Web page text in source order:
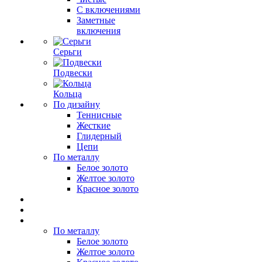
С включениями
Заметные
включения
Серьги
Подвески
Кольца
По дизайну
Теннисные
Жесткие
Глидерный
Цепи
По металлу
Белое золото
Желтое золото
Красное золото
По металлу
Белое золото
Желтое золото